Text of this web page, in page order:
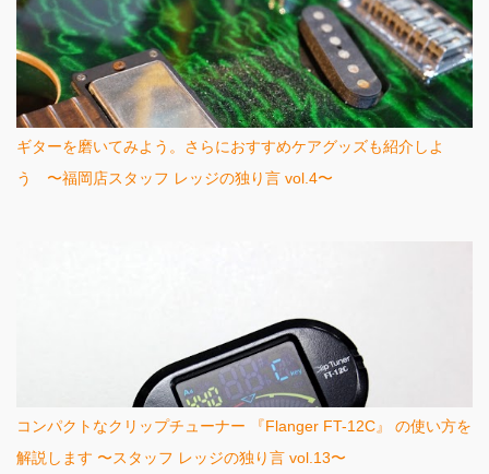
ギターを磨いてみよう。さらにおすすめケアグッズも紹介しよ
う 〜福岡店スタッフ レッジの独り言 vol.4〜
コンパクトなクリップチューナー 『Flanger FT-12C』 の使い方を
解説します 〜スタッフ レッジの独り言 vol.13〜